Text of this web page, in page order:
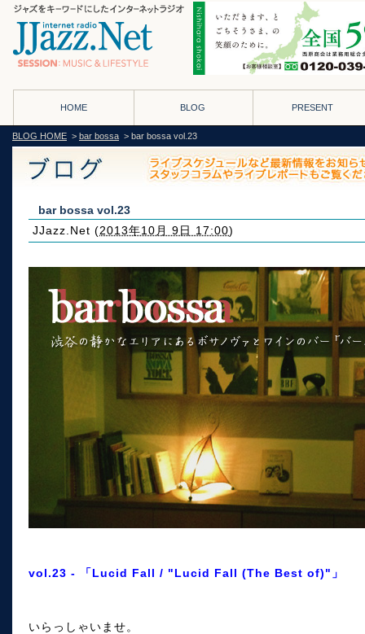
HOME BLOG PRESENT
BLOG HOME > bar bossa > bar bossa vol.23
bar bossa vol.23
JJazz.Net (2013年10月 9日 17:00)
vol.23 - 「Lucid Fall / "Lucid Fall (The Best of)"」
いらっしゃいませ。